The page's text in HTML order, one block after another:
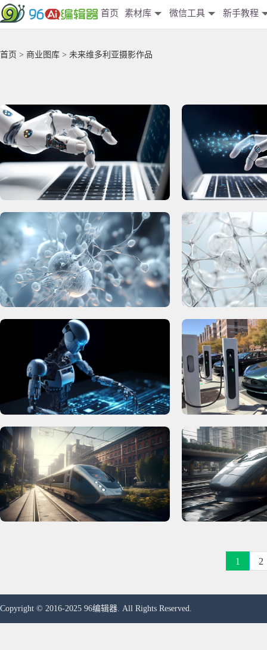
首页 素材库 微信工具 新手教程
首页 > 商业图库 > 未来维多利亚摄影作品
1 2
Copyright © 2016-2025 96编辑器. All Rights Reserved.